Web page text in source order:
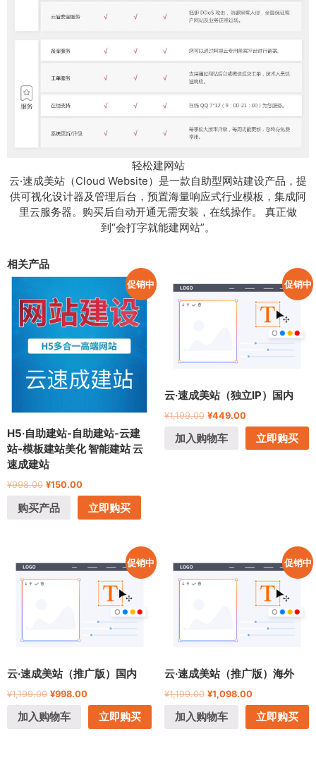
轻松建网站
云·速成美站（Cloud Website）是一款自助型网站建设产品，提
供可视化设计器及管理后台，预置海量响应式行业模板，集成阿
里云服务器。购买后自动开通无需安装，在线操作。 真正做
到“会打字就能建网站”。
相关产品
促销中
H5·自助建站-自助建站-云建
站-模板建站美化 智能建站 云
速成建站
¥998.00 ¥150.00
购买产品 立即购买
促销中
云·速成美站（独立IP）国内
¥1,199.00 ¥449.00
加入购物车 立即购买
促销中
云·速成美站（推广版）国内
¥1,199.00 ¥998.00
加入购物车 立即购买
促销中
云·速成美站（推广版）海外
¥1,199.00 ¥1,098.00
加入购物车 立即购买